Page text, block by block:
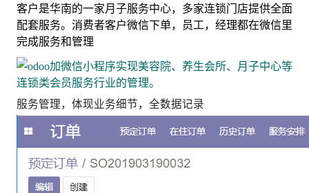
客户是华南的一家月子服务中心，多家连锁门店提供全面
配套服务。消费者客户微信下单，员工，经理都在微信里
完成服务和管理
服务管理，体现业务细节，全数据记录